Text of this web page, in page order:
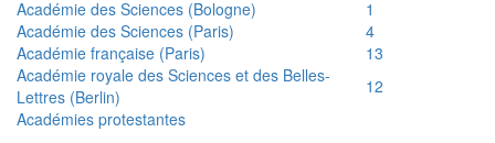
Académie des Sciences (Bologne)
1
Académie des Sciences (Paris)
4
Académie française (Paris)
13
Académie royale des Sciences et des Belles-
Lettres (Berlin)
12
Académies protestantes